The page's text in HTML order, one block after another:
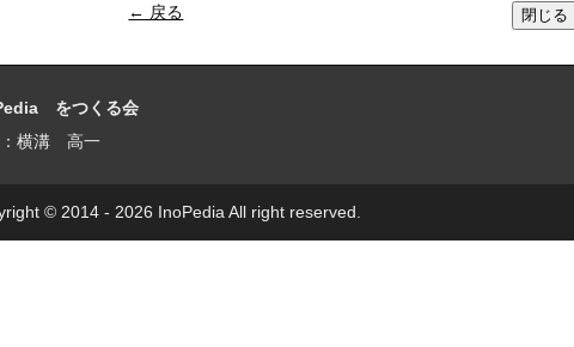
← 戻る
をつくる会
横溝 高一
© 2014 - 2026 InoPedia All right reserved.